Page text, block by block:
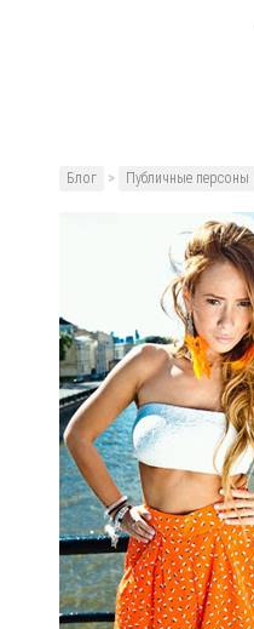
Блог > Публичные персоны